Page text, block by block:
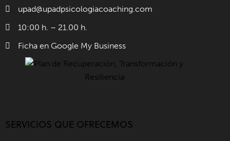
upad@upadpsicologiacoaching.com
10:00 h. – 21.00 h.
Ficha en Google My Business
SERVICIOS QUE OFRECEMOS